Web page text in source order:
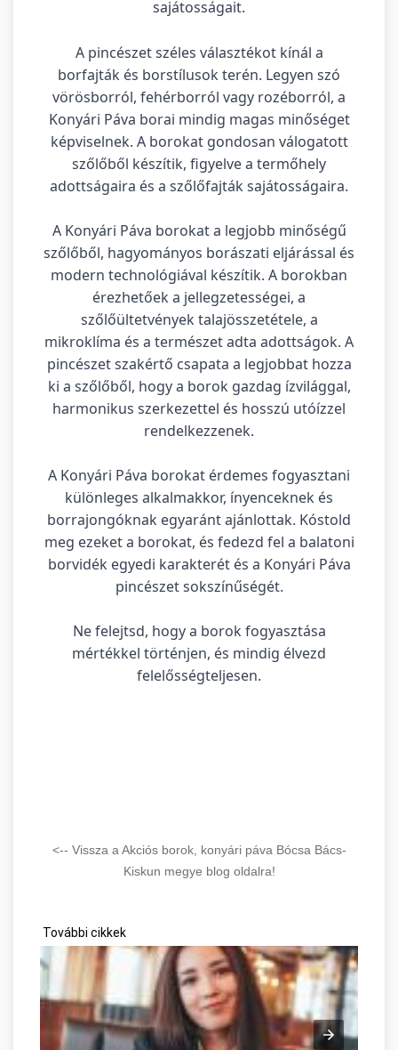
sajátosságait.
A pincészet széles választékot kínál a
borfajták és borstílusok terén. Legyen szó
vörösborról, fehérborról vagy rozéborról, a
Konyári Páva borai mindig magas minőséget
képviselnek. A borokat gondosan válogatott
szőlőből készítik, figyelve a termőhely
adottságaira és a szőlőfajták sajátosságaira.
A Konyári Páva borokat a legjobb minőségű
szőlőből, hagyományos borászati eljárással és
modern technológiával készítik. A borokban
érezhetőek a jellegzetességei, a
szőlőültetvények talajösszetétele, a
mikroklíma és a természet adta adottságok. A
pincészet szakértő csapata a legjobbat hozza
ki a szőlőből, hogy a borok gazdag ízvilággal,
harmonikus szerkezettel és hosszú utóízzel
rendelkezzenek.
A Konyári Páva borokat érdemes fogyasztani
különleges alkalmakkor, ínyenceknek és
borrajongóknak egyaránt ajánlottak. Kóstold
meg ezeket a borokat, és fedezd fel a balatoni
borvidék egyedi karakterét és a Konyári Páva
pincészet sokszínűségét.
Ne felejtsd, hogy a borok fogyasztása
mértékkel történjen, és mindig élvezd
felelősségteljesen.
<-- Vissza a Akciós borok, konyári páva Bócsa Bács-
Kiskun megye blog oldalra!
További cikkek